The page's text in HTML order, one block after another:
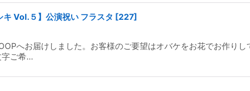
Vol.５】公演祝い フラスタ [227]
へお届けしました。お客様のご要望はオバケをお花でお作り
字ご希…